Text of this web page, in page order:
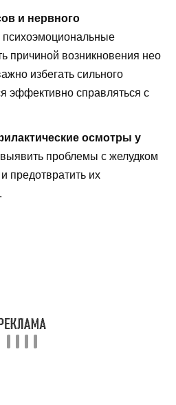
и нервного
психоэмоциональные
причиной возникновения нео
избегать сильного
эффективно справляться с
осмотры у
проблемы с желудком
предотвратить их